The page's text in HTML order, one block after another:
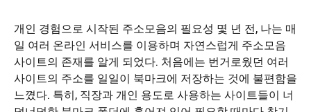
개인 경험으로 시작된 주소모음의 필요성 몇 년 전, 나는 매
일 여러 온라인 서비스를 이용하며 자연스럽게 주소모음
사이트의 존재를 알게 되었다. 처음에는 번거로웠던 여러
사이트의 주소를 일일이 북마크에 저장하는 것에 불편함을
느꼈다. 특히, 직장과 개인 용도로 사용하는 사이트들이 너